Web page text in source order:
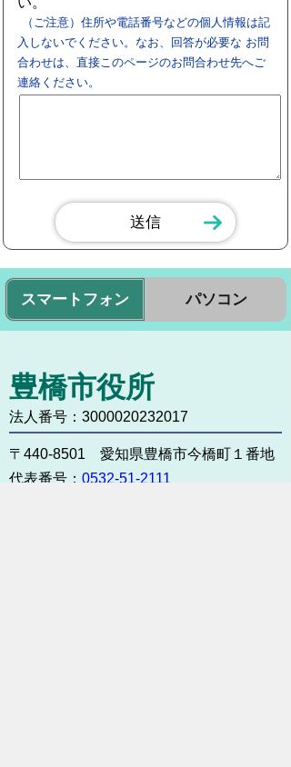
（ご注意）住所や電話番号などの個人情報は記
入しないでください。なお、回答が必要な お問
合わせは、直接このページのお問合わせ先へご
連絡ください。
スマートフォン パソコン
豊橋市役所
法人番号：3000020232017
〒440-8501 愛知県豊橋市今橋町１番地
代表番号： 0532-51-2111